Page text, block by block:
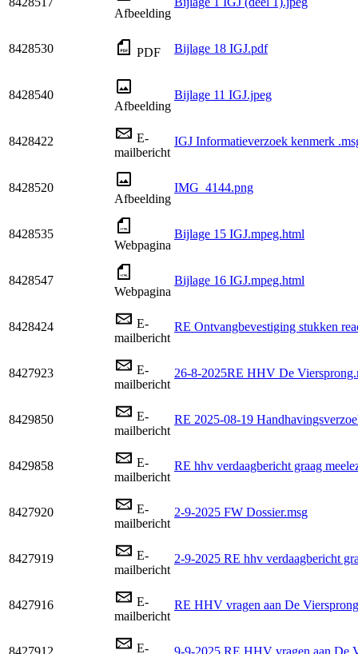
Afbeelding
8428530 PDF Bijlage 18 IGJ.pdf
8428540
Afbeelding
Bijlage 11 IGJ.jpeg
8428422
E-
mailbericht
IGJ Informatieverzoek kenmerk
8428520
Afbeelding
IMG_4144.png
8428535
Webpagina
Bijlage 15 IGJ.mpeg.html
8428547
Webpagina
Bijlage 16 IGJ.mpeg.html
8428424
E-
mailbericht
RE Ontvangbevestiging stukken
8427923
E-
mailbericht
26-8-2025RE HHV De
8429850
E-
mailbericht
RE 2025-08-19
8429858
E-
mailbericht
RE hhv verdaagbericht graag
8427920
E-
mailbericht
2-9-2025 FW Dossier.msg
8427919
E-
mailbericht
2-9-2025 RE hhv verdaagbericht
8427916
E-
mailbericht
RE HHV vragen aan De
E-